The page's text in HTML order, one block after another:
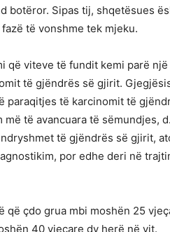
botëror. Sipas tij, shqetësues
të vonshme tek mjeku.
që viteve të fundit kemi parë
të gjëndrës së gjirit.
paraqitjes të karcinomit të
më të avancuara të sëmundjes,
të gjëndrës së gjirit,
por edhe deri në
që çdo grua mbi moshën 25
40 vjeçare dy herë në vit.